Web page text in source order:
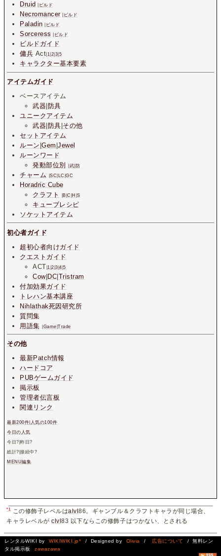
Druid ビルド
Necromancer| ビルド
Paladin ビルド
Sorceress ビルド
ビルドガイド
傭兵 Act 1 2 3 5
キャラクター基本要素
アイテムガイド
ベースアイテム
武器 防具
ユニークアイテム
武器 防具 その他
セットアイテム
ルーン |Gem |Jewel
ルーンワード
発動部位別
武 防
チャーム |SC LC |GC
Horadric Cube
クラフト
B |C H |S
キューブレシピ
ソケットアイテム
初心者ガイド
超初心者向けガイド
クエストガイド
ACT |1 |2 |3 |4 |5
Cow|DC|Tristram
付加効果ガイド
トレハン基本講座
Nihlathak死因研究所
質問集
用語集
Game |Trade
その他
最新Patch情報
ハードコア
PUBゲームガイド
掲示板
管理者伝言板
関連リンク
最新200件 人気の100件
今日の人気
今日? |昨日?
総計? |接続中 ?
MENU編集
*1 この修飾子レベルはalvl86。ギャンブル＆クラフトキャラが同じ場合、
キャラレベルがclvl83 以下ならこの修飾子はつかない、とされる
レンタルWIKI by WIKIWIKI.jp* / Designed by Olivia / 広告について
/ 無料レン
タル掲示板
zawazawa